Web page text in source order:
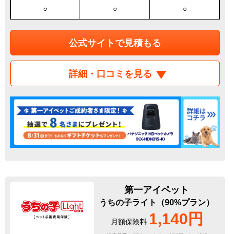
○ ○ ○
公式サイトで見積もる
詳細・口コミを見る
第一アイペット
うちの子ライト（90%プラン）
月額保険料 1,140円